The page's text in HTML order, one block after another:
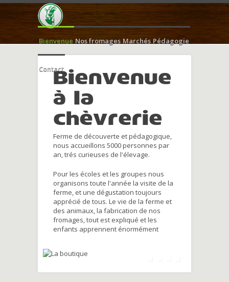
Bienvenue Nos fromages Marchés Pédagogie
ContactBienvenue
à la
chèvrerie
Ferme de découverte et pédagogique,
nous accueillons 5000 personnes par
an, trés curieuses de l'élevage.
Pour les écoles et les groupes nous
organisons toute l'année la visite de la
ferme, et une dégustation toujours
apprécié de tous. Le vie de la ferme et
des animaux, la fabrication de nos
fromages, tout est expliqué et les
enfants apprennent énormément